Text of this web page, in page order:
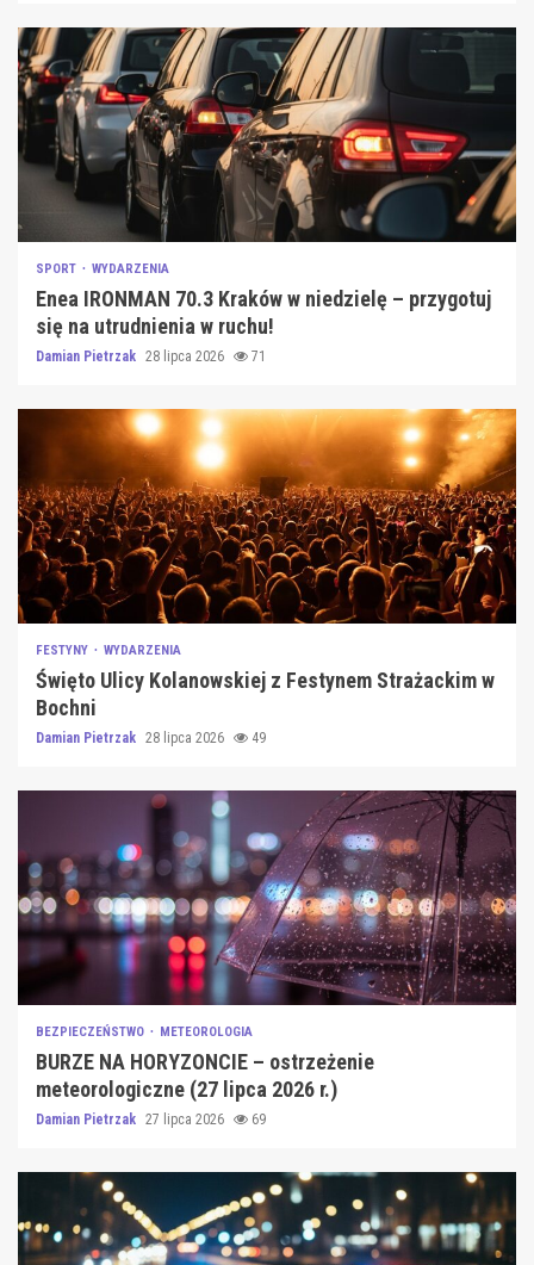
SPORT WYDARZENIA
Enea IRONMAN 70.3 Kraków w niedzielę – przygotuj
się na utrudnienia w ruchu!
Damian Pietrzak 28 lipca 2026 71
FESTYNY WYDARZENIA
Święto Ulicy Kolanowskiej z Festynem Strażackim w
Bochni
Damian Pietrzak 28 lipca 2026 49
BEZPIECZEŃSTWO METEOROLOGIA
BURZE NA HORYZONCIE – ostrzeżenie
meteorologiczne (27 lipca 2026 r.)
Damian Pietrzak 27 lipca 2026 69